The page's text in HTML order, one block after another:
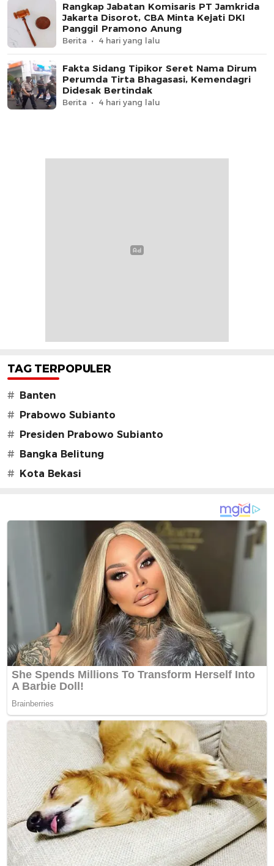
Rangkap Jabatan Komisaris PT Jamkrida
Jakarta Disorot, CBA Minta Kejati DKI
Panggil Pramono Anung
Berita 4 hari yang lalu
Fakta Sidang Tipikor Seret Nama Dirum
Perumda Tirta Bhagasasi, Kemendagri
Didesak Bertindak
Berita 4 hari yang lalu
TAG TERPOPULER
#
Banten
#
Prabowo Subianto
#
Presiden Prabowo Subianto
#
Bangka Belitung
#
Kota Bekasi